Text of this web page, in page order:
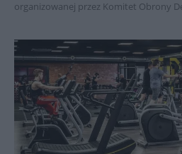
organizowanej przez Komitet Obrony